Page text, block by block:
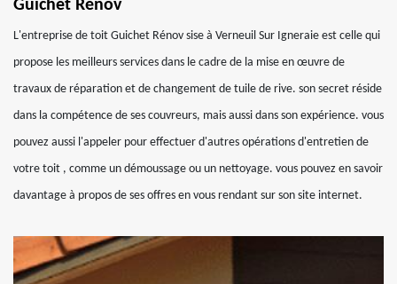
Guichet Rénov
L'entreprise de toit Guichet Rénov sise à Verneuil Sur Igneraie est celle qui
propose les meilleurs services dans le cadre de la mise en œuvre de
travaux de réparation et de changement de tuile de rive. son secret réside
dans la compétence de ses couvreurs, mais aussi dans son expérience. vous
pouvez aussi l'appeler pour effectuer d'autres opérations d'entretien de
votre toit , comme un démoussage ou un nettoyage. vous pouvez en savoir
davantage à propos de ses offres en vous rendant sur son site internet.